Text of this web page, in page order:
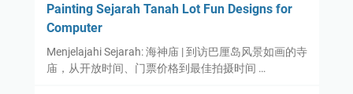
Painting Sejarah Tanah Lot Fun Designs for
Computer
Menjelajahi Sejarah: 海神庙 | 到访巴厘岛风景如画的寺
庙，从开放时间、门票价格到最佳拍摄时间 …